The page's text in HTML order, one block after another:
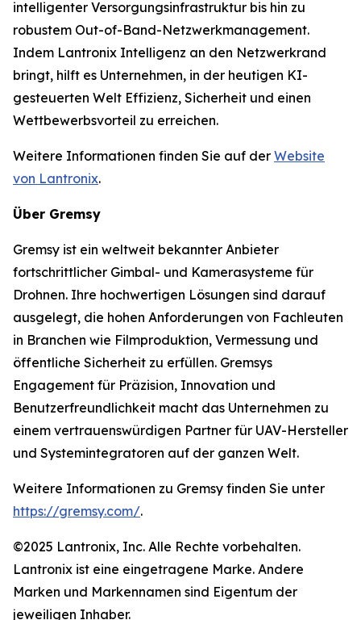
intelligenter Versorgungsinfrastruktur bis hin zu
robustem Out-of-Band-Netzwerkmanagement.
Indem Lantronix Intelligenz an den Netzwerkrand
bringt, hilft es Unternehmen, in der heutigen KI-
gesteuerten Welt Effizienz, Sicherheit und einen
Wettbewerbsvorteil zu erreichen.
Weitere Informationen finden Sie auf der Website
von Lantronix.
Über Gremsy
Gremsy ist ein weltweit bekannter Anbieter
fortschrittlicher Gimbal- und Kamerasysteme für
Drohnen. Ihre hochwertigen Lösungen sind darauf
ausgelegt, die hohen Anforderungen von Fachleuten
in Branchen wie Filmproduktion, Vermessung und
öffentliche Sicherheit zu erfüllen. Gremsys
Engagement für Präzision, Innovation und
Benutzerfreundlichkeit macht das Unternehmen zu
einem vertrauenswürdigen Partner für UAV-Hersteller
und Systemintegratoren auf der ganzen Welt.
Weitere Informationen zu Gremsy finden Sie unter
https://gremsy.com/.
©2025 Lantronix, Inc. Alle Rechte vorbehalten.
Lantronix ist eine eingetragene Marke. Andere
Marken und Markennamen sind Eigentum der
jeweiligen Inhaber.